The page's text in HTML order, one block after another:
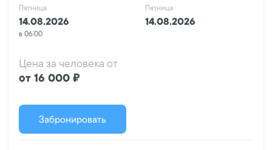
Пятница
14.08.2026
в 06:00
Пятница
14.08.2026
Цена за человека от
от 16 000 ₽
Забронировать